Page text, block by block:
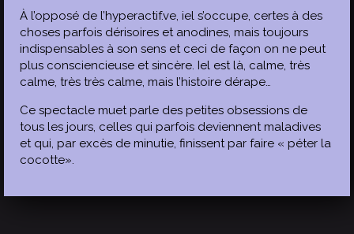
À l’opposé de l’hyperactif.ve, iel s’occupe, certes à des
choses parfois dérisoires et anodines, mais toujours
indispensables à son sens et ceci de façon on ne peut
plus consciencieuse et sincère. Iel est là, calme, très
calme, très très calme, mais l’histoire dérape…
Ce spectacle muet parle des petites obsessions de
tous les jours, celles qui parfois deviennent maladives
et qui, par excès de minutie, finissent par faire « péter la
cocotte».